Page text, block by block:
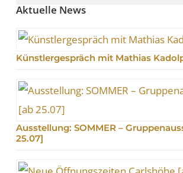
Aktuelle News
Künstlergespräch mit Mathias
Ausstellung: SOMMER –
25.07]